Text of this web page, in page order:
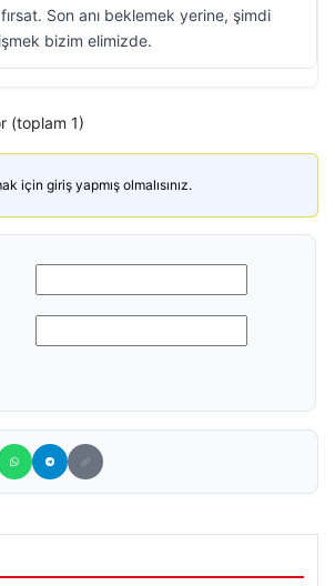
Son anı beklemek yerine, şimdi
bizim elimizde.
(toplam 1)
için giriş yapmış olmalısınız.